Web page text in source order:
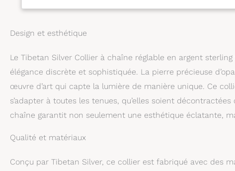
polyvalent】Parfait
Design et esthétique
Le Tibetan Silver Collier à chaîne réglable en argent
élégance discrète et sophistiquée. La pierre précieuse
œuvre d’art qui capte la lumière de manière unique. Ce
s’adapter à toutes les tenues, qu’elles soient
chaîne garantit non seulement une esthétique éclatante,
Qualité et matériaux
Conçu par Tibetan Silver, ce collier est fabriqué avec des